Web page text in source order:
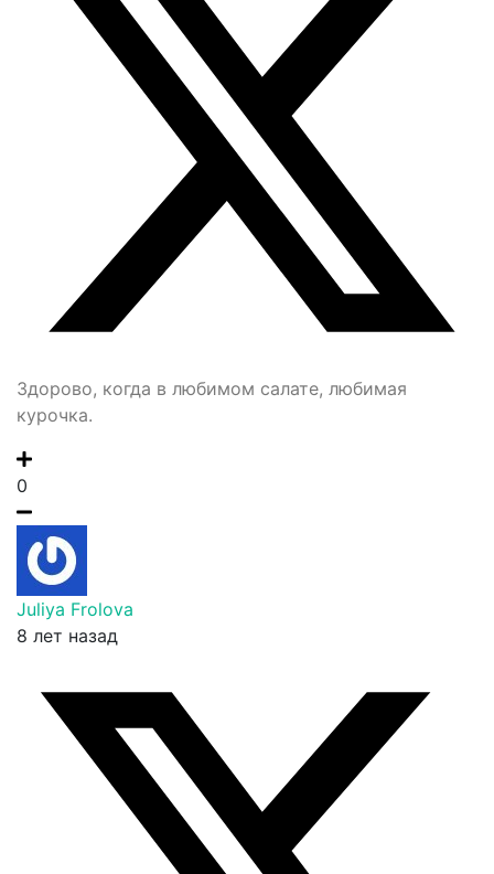
Здорово, когда в любимом салате, любимая
курочка.
0
Juliya Frolova
8 лет назад